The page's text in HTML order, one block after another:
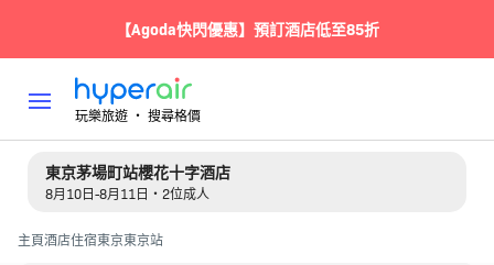
【Agoda快閃優惠】預訂酒店低至85折
玩樂旅遊 ‧ 搜尋格價
東京茅場町站櫻花十字酒店
8月10日-8月11日・2位成人
主頁酒店住宿東京東京站